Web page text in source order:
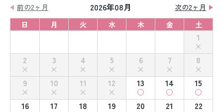
前の2ヶ月 2026年08月
次の2ヶ月
日
月 火 水 木 金 土
1
2
3 4 5 6 7
8
9
10 11 12 13 14
15
16
17 18 19 20 21
22